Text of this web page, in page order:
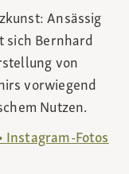
Ansässig
sich Bernhard
von
vorwiegend
Nutzen.
Instagram-Fotos